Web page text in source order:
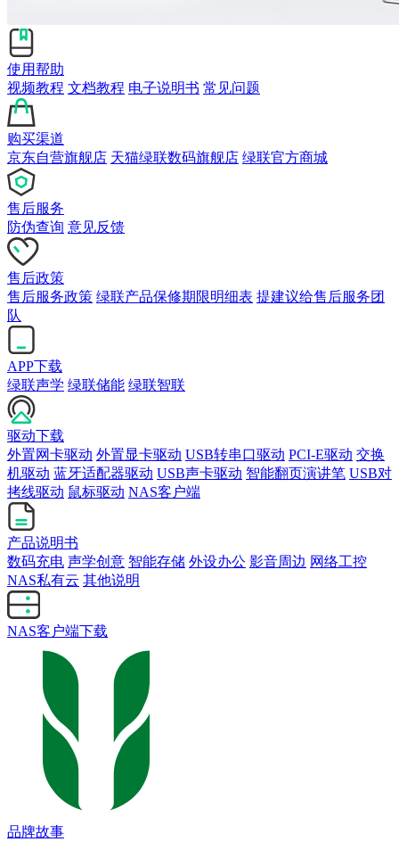
使用帮助
视频教程 文档教程 电子说明书 常见问题
购买渠道
京东自营旗舰店 天猫绿联数码旗舰店 绿联官方商城
售后服务
防伪查询 意见反馈
售后政策
售后服务政策 绿联产品保修期限明细表 提建议给售后服务团
队
APP下载
绿联声学 绿联储能 绿联智联
驱动下载
外置网卡驱动 外置显卡驱动 USB转串口驱动 PCI-E驱动 交换
机驱动 蓝牙适配器驱动 USB声卡驱动 智能翻页演讲笔 USB对
拷线驱动 鼠标驱动 NAS客户端
产品说明书
数码充电 声学创意 智能存储 外设办公 影音周边 网络工控
NAS私有云 其他说明
NAS客户端下载
品牌故事